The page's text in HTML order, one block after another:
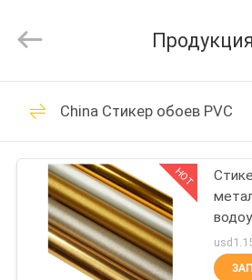
ДОМ
ПРОДУКТЫ
НАС
Material
All
Reserved.
Ходить по
магазинам
сумки
Продукция
China Стикер обоев PVC
HOT